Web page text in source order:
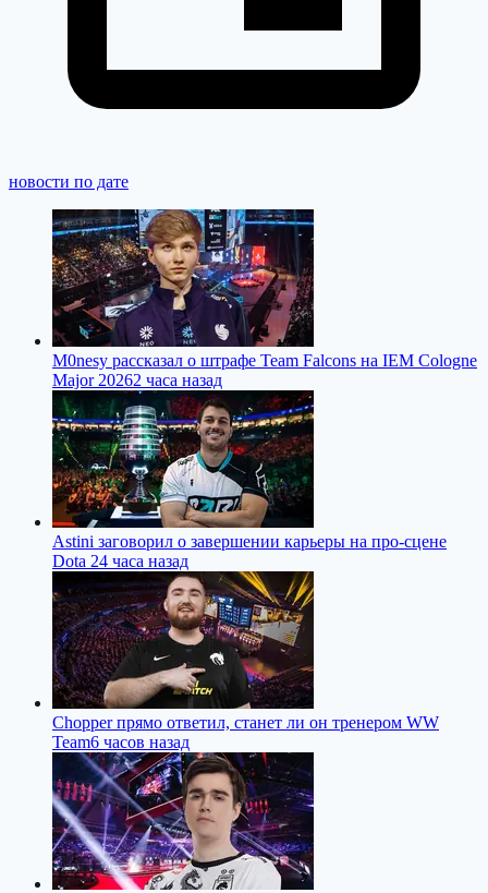
новости по дате
M0nesy рассказал о штрафе Team Falcons на IEM Cologne
Major 20262 часа назад
Astini заговорил о завершении карьеры на про-сцене
Dota 24 часа назад
Chopper прямо ответил, станет ли он тренером WW
Team6 часов назад